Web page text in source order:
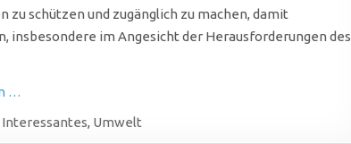
zu schützen und zugänglich zu machen, damit
im Angesicht der Herausforderungen des
…
Interessantes, Umwelt